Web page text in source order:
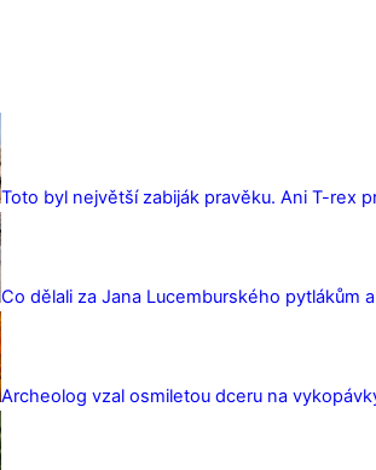
Toto byl největší zabiják pravěku. Ani T-rex
Co dělali za Jana Lucemburského pytlákům
Archeolog vzal osmiletou dceru na